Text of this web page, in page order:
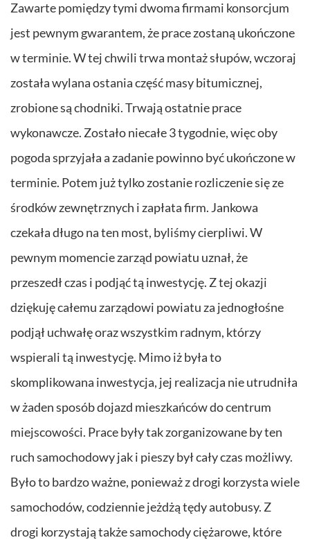
Zawarte pomiędzy tymi dwoma firmami konsorcjum
jest pewnym gwarantem, że prace zostaną ukończone
w terminie. W tej chwili trwa montaż słupów, wczoraj
została wylana ostania część masy bitumicznej,
zrobione są chodniki. Trwają ostatnie prace
wykonawcze. Zostało niecałe 3 tygodnie, więc oby
pogoda sprzyjała a zadanie powinno być ukończone w
terminie. Potem już tylko zostanie rozliczenie się ze
środków zewnętrznych i zapłata firm. Jankowa
czekała długo na ten most, byliśmy cierpliwi. W
pewnym momencie zarząd powiatu uznał, że
przeszedł czas i podjąć tą inwestycję. Z tej okazji
dziękuję całemu zarządowi powiatu za jednogłośne
podjął uchwałę oraz wszystkim radnym, którzy
wspierali tą inwestycję. Mimo iż była to
skomplikowana inwestycja, jej realizacja nie utrudniła
w żaden sposób dojazd mieszkańców do centrum
miejscowości. Prace były tak zorganizowane by ten
ruch samochodowy jak i pieszy był cały czas możliwy.
Było to bardzo ważne, ponieważ z drogi korzysta wiele
samochodów, codziennie jeżdżą tędy autobusy. Z
drogi korzystają także samochody ciężarowe, które